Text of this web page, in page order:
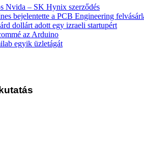
Nvida – SK Hynix szerződés
bejelentette a PCB Engineering
dollárt adott egy izraeli startupért
az Arduino
egyik üzletágát